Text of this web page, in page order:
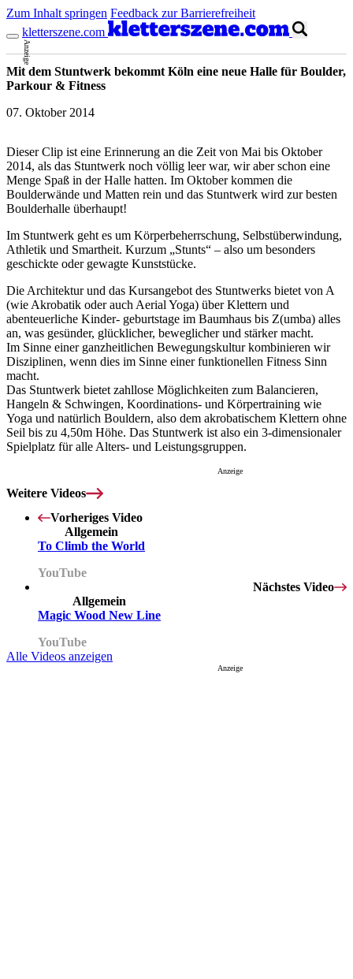
Zum Inhalt springen Feedback zur Barrierefreiheit
kletterszene.com
Anzeige
Mit dem Stuntwerk bekommt Köln eine neue Halle für Boulder,
Parkour & Fitness
07. Oktober 2014
Mit dem Laden des Videos akzeptierst du dieDatenschutzerklärung.
Dieser Clip ist eine Erinnerung an die Zeit von Mai bis Oktober
2014, als das Stuntwerk noch völlig leer war, wir aber schon eine
Menge Spaß in der Halle hatten. Im Oktober kommen die
Boulderwände und Matten rein und das Stuntwerk wird zur besten
Boulderhalle überhaupt!
Im Stuntwerk geht es um Körperbeherrschung, Selbstüberwindung,
Athletik und Smartheit. Kurzum „Stunts“ – also um besonders
geschickte oder gewagte Kunststücke.
Die Architektur und das Kursangebot des Stuntwerks bietet von A
(wie Akrobatik oder auch Aerial Yoga) über Klettern und
abenteuerliche Kinder- geburtstage im Baumhaus bis Z(umba) alles
an, was gesünder, glücklicher, beweglicher und stärker macht.
Im Sinne einer ganzheitlichen Bewegungskultur kombinieren wir
Disziplinen, wenn dies im Sinne einer funktionellen Fitness Sinn
macht.
Das Stuntwerk bietet zahllose Möglichkeiten zum Balancieren,
Hangeln & Schwingen, Koordinations- und Körpertraining wie
Yoga und natürlich Bouldern, also dem akrobatischem Klettern ohne
Seil bis zu 4,50m Höhe. Das Stuntwerk ist also ein 3-dimensionaler
Spielplatz für alle Alters- und Leistungsgruppen.
Anzeige
Weitere Videos
Vorheriges Video
Allgemein
To Climb the World
YouTube
Nächstes Video
Allgemein
Magic Wood New Line
YouTube
Alle Videos anzeigen
Anzeige